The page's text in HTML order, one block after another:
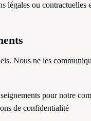
légales ou contractuelles
Nous ne les
pour notre
de confidentialité